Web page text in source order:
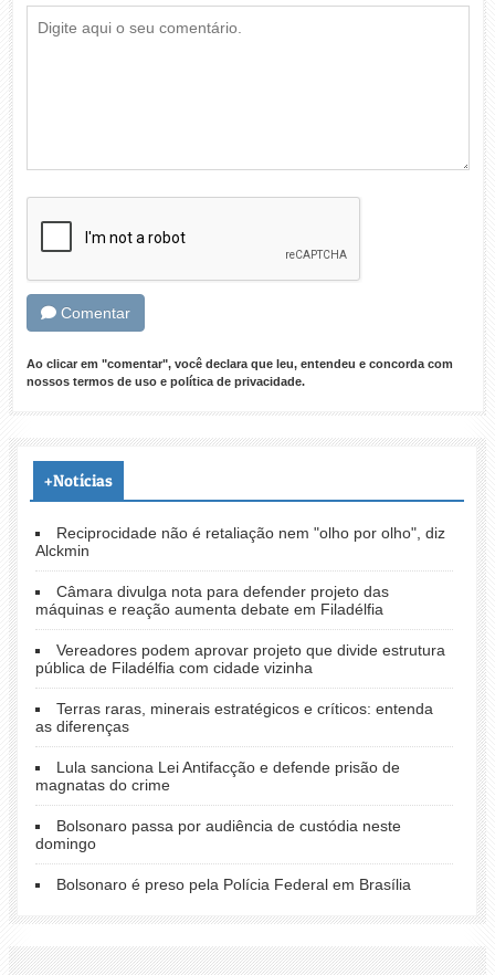
Comentar
Ao clicar em "comentar", você declara que leu, entendeu e concorda com
nossos termos de usoe política de privacidade.
+Notícias
Reciprocidade não é retaliação nem "olho por olho", diz
Alckmin
Câmara divulga nota para defender projeto das
máquinas e reação aumenta debate em Filadélfia
Vereadores podem aprovar projeto que divide estrutura
pública de Filadélfia com cidade vizinha
Terras raras, minerais estratégicos e críticos: entenda
as diferenças
Lula sanciona Lei Antifacção e defende prisão de
magnatas do crime
Bolsonaro passa por audiência de custódia neste
domingo
Bolsonaro é preso pela Polícia Federal em Brasília